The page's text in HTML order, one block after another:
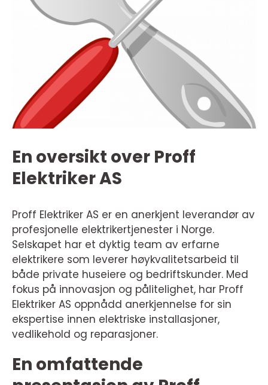
En oversikt over Proff
Elektriker AS
Proff Elektriker AS er en anerkjent leverandør av
profesjonelle elektrikertjenester i Norge.
Selskapet har et dyktig team av erfarne
elektrikere som leverer høykvalitetsarbeid til
både private huseiere og bedriftskunder. Med
fokus på innovasjon og pålitelighet, har Proff
Elektriker AS oppnådd anerkjennelse for sin
ekspertise innen elektriske installasjoner,
vedlikehold og reparasjoner.
En omfattende